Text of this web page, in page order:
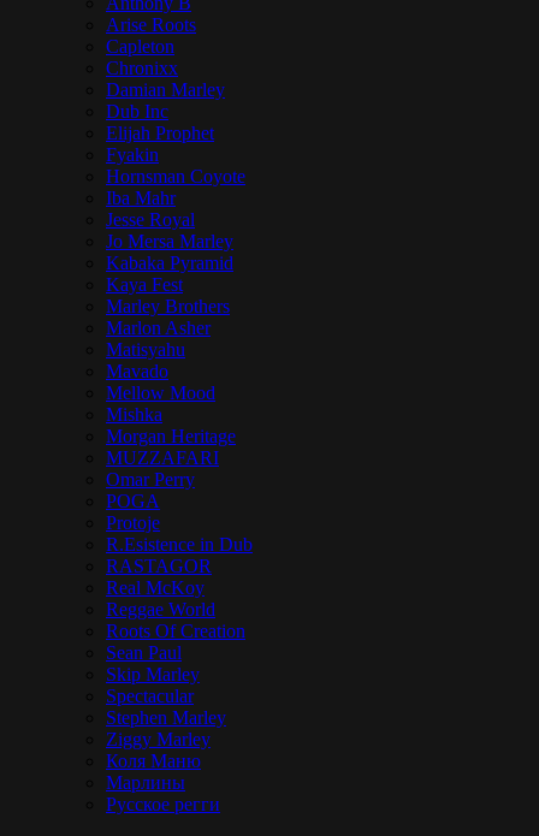
Arise Roots
Capleton
Chronixx
Damian Marley
Dub Inc
Elijah Prophet
Fyakin
Hornsman Coyote
Iba Mahr
Jesse Royal
Jo Mersa Marley
Kabaka Pyramid
Kaya Fest
Marley Brothers
Marlon Asher
Matisyahu
Mavado
Mellow Mood
Mishka
Morgan Heritage
MUZZAFARI
Omar Perry
POGA
Protoje
R.Esistence in Dub
RASTAGOR
Real McKoy
Reggae World
Roots Of Creation
Sean Paul
Skip Marley
Spectacular
Stephen Marley
Ziggy Marley
Коля Маню
Марлины
Русское регги